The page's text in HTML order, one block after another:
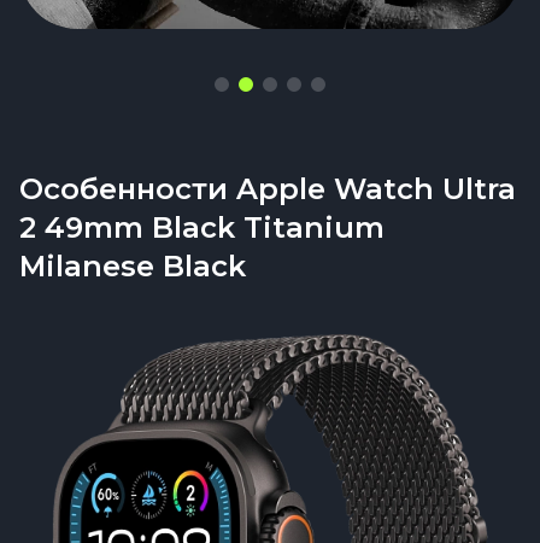
Особенности Apple Watch Ultra
2 49mm Black Titanium
Milanese Black